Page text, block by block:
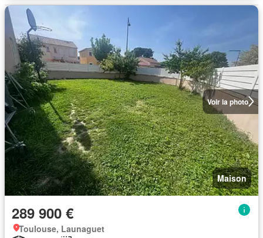
Voir la photo
Maison
289 900 €
Toulouse, Launaguet